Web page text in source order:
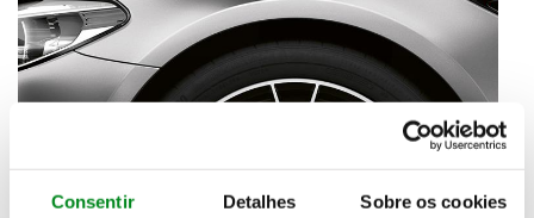
Consentir Detalhes Sobre os cookies